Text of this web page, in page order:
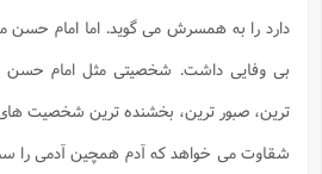
دارد را به همسرش می گوید. اما امام حسن
بی وفایی داشت. شخصیتی مثل امام حسن
ترین، صبور ترین، بخشنده ترین شخصیت های
شقاوت می خواهد که آدم همچین آدمی را